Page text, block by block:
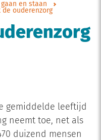
en staan
de ouderenzorg
gemiddelde leeftijd
neemt toe, net als
duizend mensen